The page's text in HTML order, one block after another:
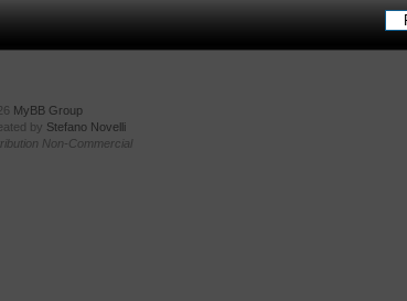
MyBB Group
by Stefano Novelli
Non-Commercial